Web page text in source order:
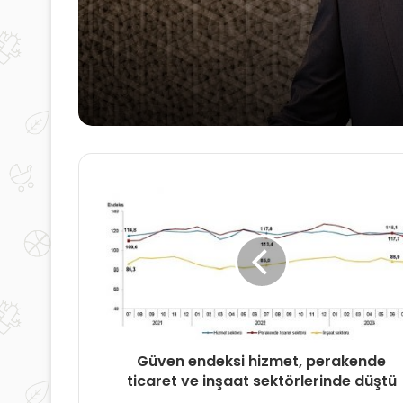
Kerevitaş
büyüyerek cirosunu
milyar TL'ye yükseltti
Güven endeksi hizmet, perakende
ticaret ve inşaat sektörlerinde düştü